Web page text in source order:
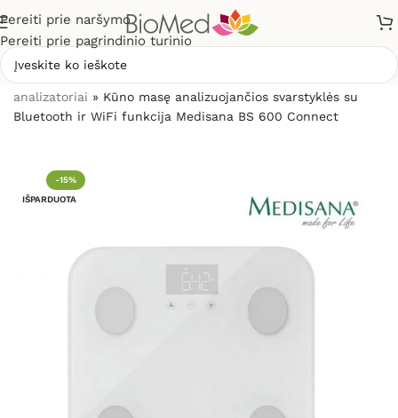
Pereiti prie naršymo
Pereiti prie pagrindinio turinio
analizatoriai » Kūno masę analizuojančios svarstyklės su
Bluetooth ir WiFi funkcija Medisana BS 600 Connect
-15%
IŠPARDUOTA